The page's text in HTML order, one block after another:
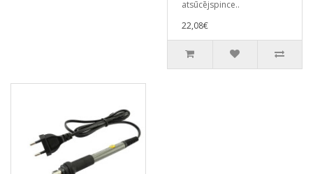
atsūcējspince..
22,08€